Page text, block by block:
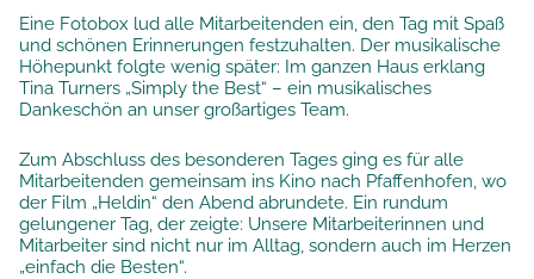
Eine Fotobox lud alle Mitarbeitenden ein, den Tag mit Spaß
und schönen Erinnerungen festzuhalten. Der musikalische
Höhepunkt folgte wenig später: Im ganzen Haus erklang
Tina Turners „Simply the Best“ – ein musikalisches
Dankeschön an unser großartiges Team.
Zum Abschluss des besonderen Tages ging es für alle
Mitarbeitenden gemeinsam ins Kino nach Pfaffenhofen, wo
der Film „Heldin“ den Abend abrundete. Ein rundum
gelungener Tag, der zeigte: Unsere Mitarbeiterinnen und
Mitarbeiter sind nicht nur im Alltag, sondern auch im Herzen
„einfach die Besten“.